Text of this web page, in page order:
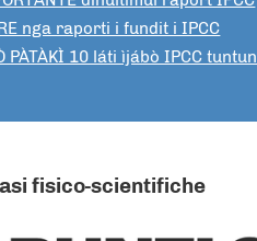
nga raporti i fundit i IPCC
PÀTÀKÌ 10 láti ìjábò IPCC tuntun
fisico-scientifiche